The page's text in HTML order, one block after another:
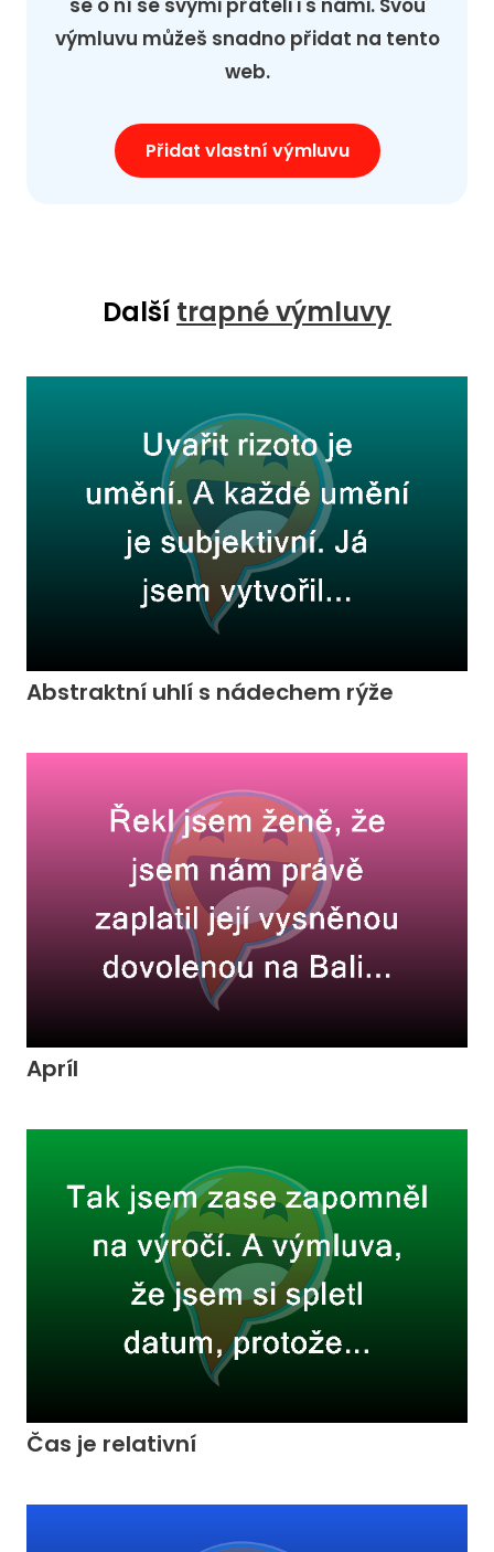
se o ní se svými přáteli i s námi. Svou
výmluvu můžeš snadno přidat na tento
web.
Přidat vlastní výmluvu
Další trapné výmluvy
Abstraktní uhlí s nádechem rýže
Apríl
Čas je relativní